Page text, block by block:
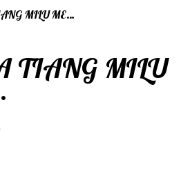
MILU ME…
TIANG MILU